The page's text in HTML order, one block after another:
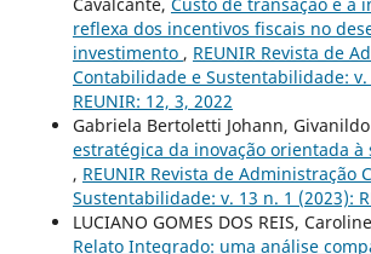
reflexa dos incentivos fiscais no
investimento , REUNIR Revista de
Contabilidade e Sustentabilidade: v.
REUNIR: 12, 3, 2022
Gabriela Bertoletti Johann,
estratégica da inovação orientada
, REUNIR Revista de Administração
Sustentabilidade: v. 13 n. 1 (2023):
LUCIANO GOMES DOS REIS,
Relato Integrado: uma análise